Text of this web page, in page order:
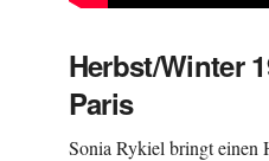
Herbst/Winter
Paris
Sonia Rykiel bringt einen